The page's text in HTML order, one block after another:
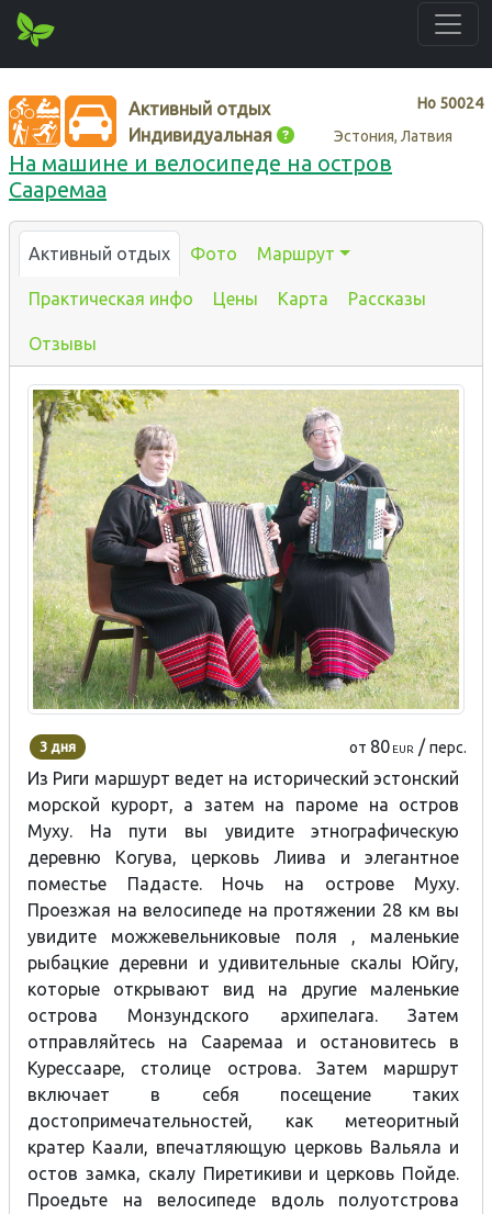
Нo 50024
Активный отдых
Индивидуальная
Эстония, Латвия
На машине и велосипеде на остров
Сааремаа
Активный отдых Фото Маршрут
Практическая инфо Цены Карта Рассказы
Отзывы
от 80 EUR /перс.
3 дня
Из Риги маршурт ведет на исторический эстонский
морской курорт, а затем на пароме на остров
Муху. На пути вы увидите этнографическую
деревню Когува, церковь Лиива и элегантное
поместье Падасте. Ночь на острове Муху.
Проезжая на велосипеде на протяжении 28 км вы
увидите можжевельниковые поля , маленькие
рыбацкие деревни и удивительные скалы Юйгу,
которые открывают вид на другие маленькие
острова Монзундского архипелага. Затем
отправляйтесь на Сааремаа и остановитесь в
Курессааре, столице острова. Затем маршрут
включает в себя посещение таких
достопримечательностей, как метеоритный
кратер Каали, впечатляющую церковь Вальяла и
остов замка, скалу Пиретикиви и церковь Пойде.
Проедьте на велосипеде вдоль полуотстрова